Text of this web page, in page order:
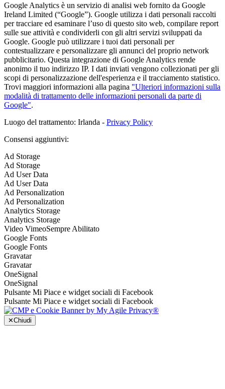
Google Analytics è un servizio di analisi web fornito da Google
Ireland Limited (“Google”). Google utilizza i dati personali raccolti
per tracciare ed esaminare l’uso di questo sito web, compilare report
sulle sue attività e condividerli con gli altri servizi sviluppati da
Google. Google può utilizzare i tuoi dati personali per
contestualizzare e personalizzare gli annunci del proprio network
pubblicitario. Questa integrazione di Google Analytics rende
anonimo il tuo indirizzo IP. I dati inviati vengono collezionati per gli
scopi di personalizzazione dell'esperienza e il tracciamento statistico.
Trovi maggiori informazioni alla pagina "Ulteriori informazioni sulla
modalità di trattamento delle informazioni personali da parte di
Google".
Luogo del trattamento: Irlanda - Privacy Policy
Consensi aggiuntivi:
Ad Storage
Ad Storage
Ad User Data
Ad User Data
Ad Personalization
Ad Personalization
Analytics Storage
Analytics Storage
Video VimeoSempre Abilitato
Google Fonts
Google Fonts
Gravatar
Gravatar
OneSignal
OneSignal
Pulsante Mi Piace e widget sociali di Facebook
Pulsante Mi Piace e widget sociali di Facebook
✕Chiudi